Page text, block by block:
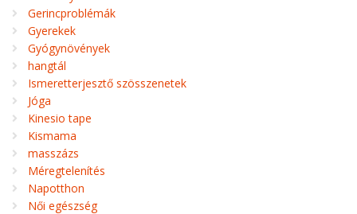
Gerincproblémák
Gyerekek
Gyógynövények
hangtál
Ismeretterjesztő szösszenetek
Jóga
Kinesio tape
Kismama
masszázs
Méregtelenítés
Napotthon
Női egészség